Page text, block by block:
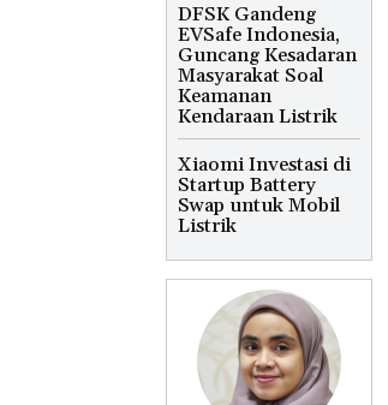
DFSK Gandeng
EVSafe Indonesia,
Guncang Kesadaran
Masyarakat Soal
Keamanan
Kendaraan Listrik
Xiaomi Investasi di
Startup Battery
Swap untuk Mobil
Listrik